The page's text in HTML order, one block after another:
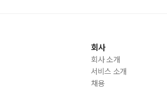
회사
회사 소개
서비스 소개
채용